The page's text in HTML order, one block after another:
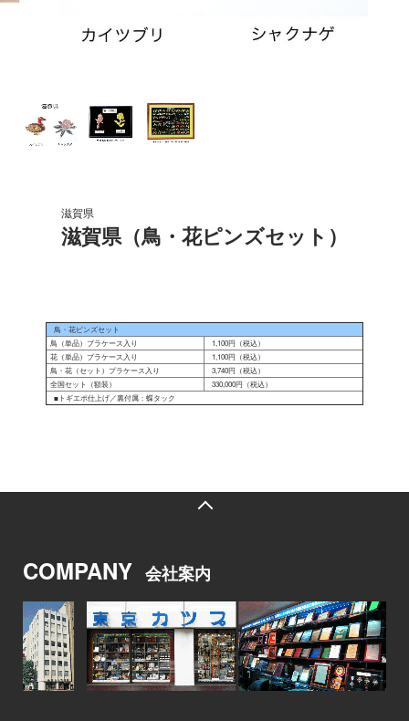
滋賀県
滋賀県（鳥・花ピンズセット）
鳥・花ピンズセット
鳥（単品）プラケース入り
1,100円（税込）
花（単品）プラケース入り
1,100円（税込）
鳥・花（セット）プラケース入り
3,740円（税込）
全国セット（額装）
330,000円（税込）
■トギエポ仕上げ／裏付属：蝶タック
COMPANY 会社案内